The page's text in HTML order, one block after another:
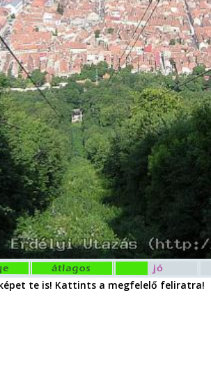
te is! Kattints a megfelelő feliratra!